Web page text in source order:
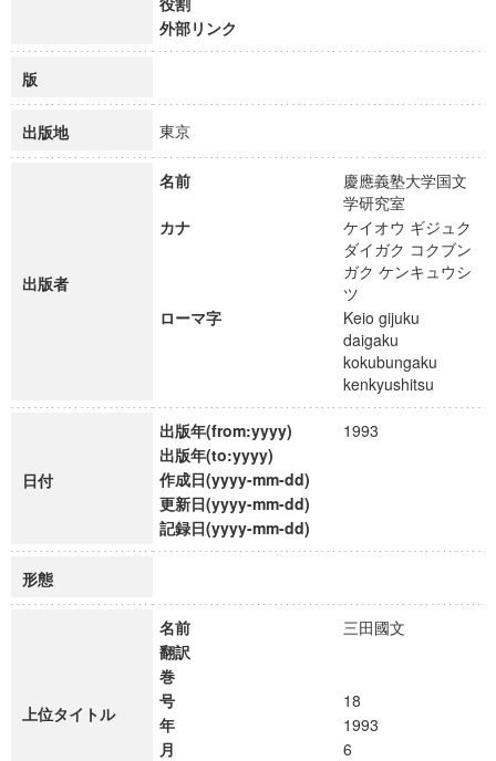
外部リンク
版
出版地 東京
出版者
名前
慶應義塾大学国文
学研究室
カナ
ケイオウ ギジュク
ダイガク コクブン
ガク ケンキュウシ
ツ
ローマ字
Keio gijuku
daigaku
kokubungaku
kenkyushitsu
日付
出版年(from:yyyy)
1993
出版年(to:yyyy)
作成日(yyyy-mm-dd)
更新日(yyyy-mm-dd)
記録日(yyyy-mm-dd)
形態
上位タイトル
名前
三田國文
翻訳
巻
号
18
年
1993
月
6